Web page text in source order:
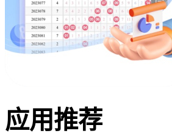
应用推荐